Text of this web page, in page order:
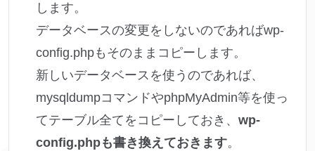
します。
データベースの変更をしないのであればwp-
config.phpもそのままコピーします。
新しいデータベースを使うのであれば、
mysqldumpコマンドやphpMyAdmin等を使っ
てテーブル全てをコピーしておき、 wp-
config.phpも書き換えておきます。